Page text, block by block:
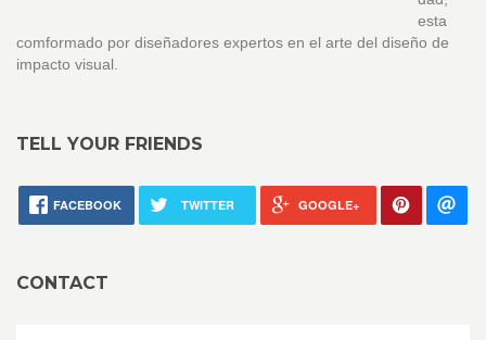
esta
comformado por diseñadores expertos en el arte del diseño de
impacto visual.
TELL YOUR FRIENDS
FACEBOOK TWITTER GOOGLE+
CONTACT